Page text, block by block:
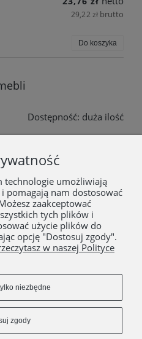
29,22 zł brutto
Do koszyka
Dostępność: duża ilość
Do koszyka
2 »
technologie umożliwiają
pomagają nam dostosować
zaakceptować
tych plików i
użycie plików do
opcję "Dostosuj zgody".
w naszej Polityce
niezbędne
zgody